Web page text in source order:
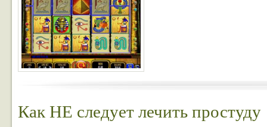
Как НЕ следует лечить простуду